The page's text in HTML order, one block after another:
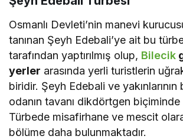
Osmanlı Devleti’nin manevi
tanınan Şeyh Edebali’ye ait bu
tarafından yaptırılmış olup, Bilecik
yerler arasında yerli turistlerin
biridir. Şeyh Edebali ve yakınlarının
odanın tavanı dikdörtgen biçiminde
Türbede misafirhane ve mescit
bölüme daha bulunmaktadır.